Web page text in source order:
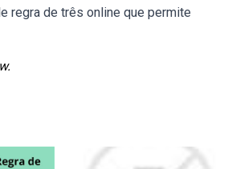
regra de três online que permite